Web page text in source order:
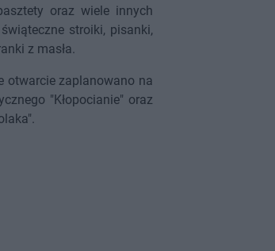
oraz wiele innych
stroiki, pisanki,
z masła.
otwarcie zaplanowano na
"Kłopocianie" oraz